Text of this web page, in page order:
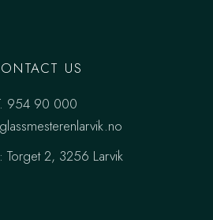
US
954 90 000
:Torget 2, 3256 Larvik